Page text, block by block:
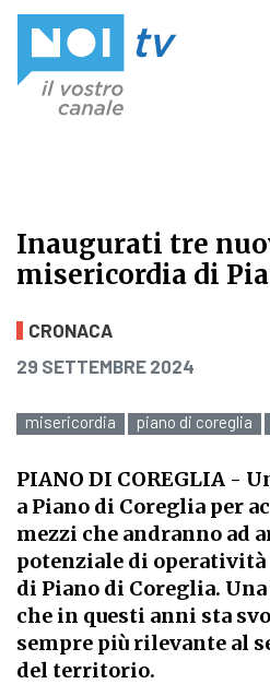
Inaugurati tre
misericordia di
Inaugurati tre
CRONACA
PUBBLICATO IL
29 SETTEMBRE 2024
misericordia piano di coreglia
PIANO DI COREGLIA -
a Piano di Coreglia per
mezzi che andranno ad
potenziale di
di Piano di Coreglia.
che in questi anni sta
sempre più rilevante al
del territorio.